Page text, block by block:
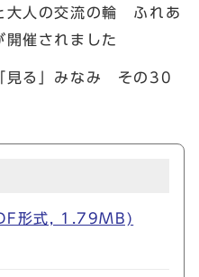
大人の交流の輪 ふれあ
開催されました
見る」みなみ その30
形式, 1.79MB)